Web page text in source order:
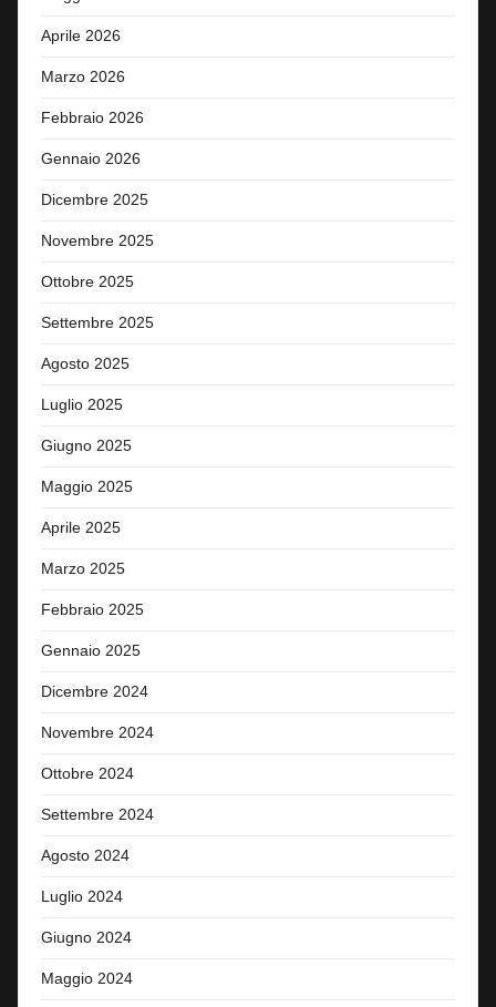
Aprile 2026
Marzo 2026
Febbraio 2026
Gennaio 2026
Dicembre 2025
Novembre 2025
Ottobre 2025
Settembre 2025
Agosto 2025
Luglio 2025
Giugno 2025
Maggio 2025
Aprile 2025
Marzo 2025
Febbraio 2025
Gennaio 2025
Dicembre 2024
Novembre 2024
Ottobre 2024
Settembre 2024
Agosto 2024
Luglio 2024
Giugno 2024
Maggio 2024